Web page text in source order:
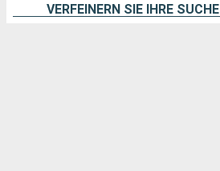
VERFEINERN SIE IHRE SUCHE